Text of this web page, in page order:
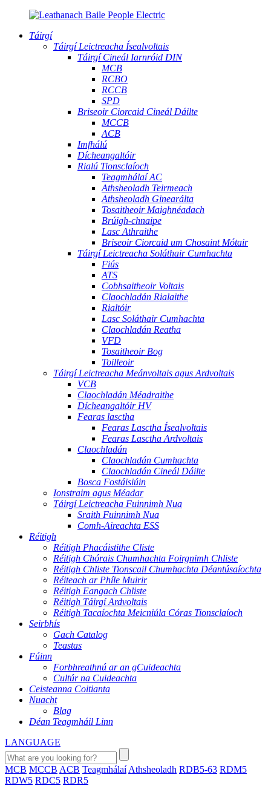
Táirgí
Táirgí Leictreacha Ísealvoltais
Táirgí Cineál Iarnróid DIN
MCB
RCBO
RCCB
SPD
Briseoir Ciorcaid Cineál Dáilte
MCCB
ACB
Imfhálú
Dícheangaltóir
Rialú Tionsclaíoch
Teagmhálaí AC
Athsheoladh Teirmeach
Athsheoladh Ginearálta
Tosaitheoir Maighnéadach
Brúigh-chnaipe
Lasc Athraithe
Briseoir Ciorcaid um Chosaint Mótair
Táirgí Leictreacha Soláthair Cumhachta
Fiús
ATS
Cobhsaitheoir Voltais
Claochladán Rialaithe
Rialtóir
Lasc Soláthair Cumhachta
Claochladán Reatha
VFD
Tosaitheoir Bog
Toilleoir
Táirgí Leictreacha Meánvoltais agus Ardvoltais
VCB
Claochladán Méadraithe
Dícheangaltóir HV
Fearas lasctha
Fearas Lasctha Ísealvoltais
Fearas Lasctha Ardvoltais
Claochladán
Claochladán Cumhachta
Claochladán Cineál Dáilte
Bosca Fostáisiúin
Ionstraim agus Méadar
Táirgí Leictreacha Fuinnimh Nua
Sraith Fuinnimh Nua
Comh-Aireachta ESS
Réitigh
Réitigh Phacáistithe Cliste
Réitigh Chórais Chumhachta Foirgnimh Chliste
Réitigh Chliste Tionscail Chumhachta Déantúsaíochta
Réiteach ar Phíle Muirir
Réitigh Eangach Chliste
Réitigh Táirgí Ardvoltais
Réitigh Tacaíochta Meicniúla Córas Tionsclaíoch
Seirbhís
Gach Catalog
Teastas
Fúinn
Forbhreathnú ar an gCuideachta
Cultúr na Cuideachta
Ceisteanna Coitianta
Nuacht
Blag
Déan Teagmháil Linn
LANGUAGE
MCB MCCB ACB Teagmhálaí Athsheoladh RDB5-63 RDM5
RDW5 RDC5 RDR5